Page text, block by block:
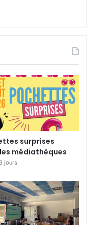
surprises
médiathèques
jours